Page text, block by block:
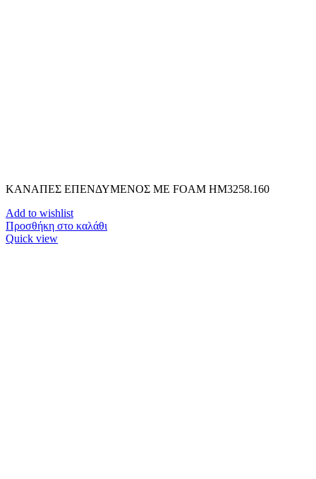
ΚΑΝΑΠΕΣ ΕΠΕΝΔΥΜΕΝΟΣ ΜΕ FOAM HM3258.160
Add to wishlist
Προσθήκη στο καλάθι
Quick view